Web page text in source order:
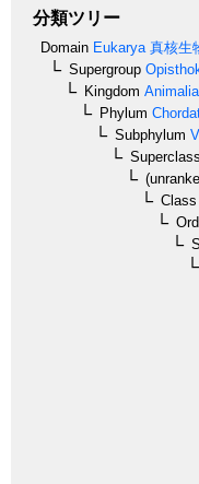
分類ツリー
Domain Eukarya 真核生
Supergroup
Kingdom Animalia
Phylum
Subphylum
Superclass
Class